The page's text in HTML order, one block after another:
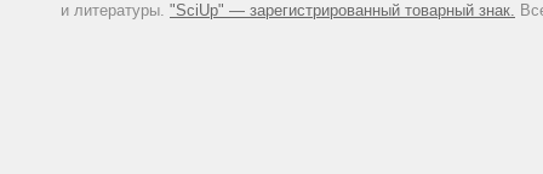
и литературы. "SciUp" — зарегистрированный товарный знак.